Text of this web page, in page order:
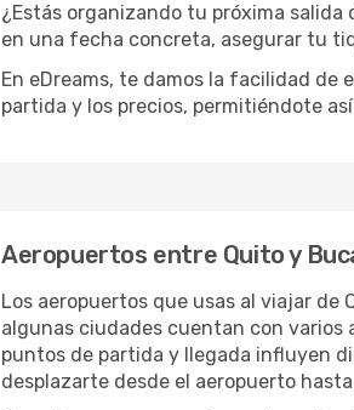
¿Estás organizando tu próxima salida
en una fecha concreta, asegurar tu
En eDreams, te damos la facilidad
partida y los precios, permitiéndote
Aeropuertos entre Quito y
Los aeropuertos que usas al viajar
algunas ciudades cuentan con varios
puntos de partida y llegada influyen
desplazarte desde el aeropuerto